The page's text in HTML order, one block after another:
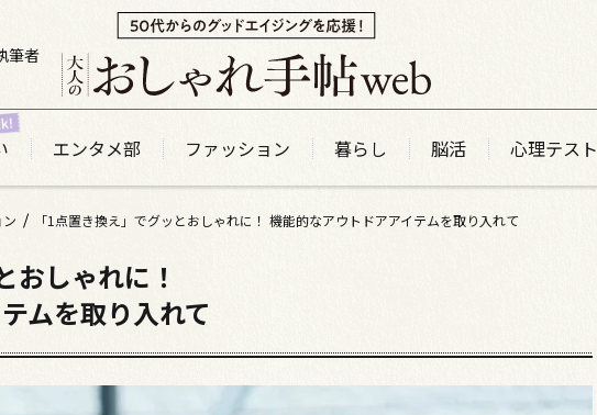
筆者
エンタメ部 ファッション 暮らし 脳活 心理テスト
「1点置き換え」でグッとおしゃれに！ 機能的なアウトドアアイテムを取り入れて
おしゃれに！
ムを取り入れて